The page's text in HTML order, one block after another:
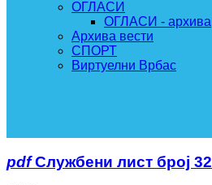
ОГЛАСИ
ОГЛАСИ - архива
Архива вести
СПОРТ
Виртуелни Врбас
pdf Службени лист број 32